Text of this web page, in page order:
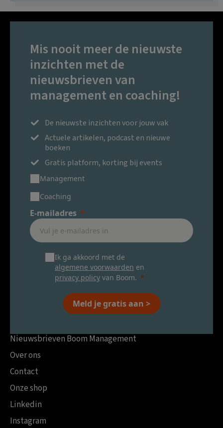
Mis nooit meer de nieuwste
inzichten met de
nieuwsbrieven van
management en coaching!
De nieuwste inzichten voor jouw vak
Actuele artikelen, podcast en nieuwe
boeken
Gratis platform, korting bij events
Management
Coaching
E-mailadres
Ik ga akkoord met de
algemene voorwaarden en
privacy policy van Boom.
Meld je gratis aan >
Nieuwsbrieven Boom Management
Over ons
Contact
Onze shop
Linkedin
Instagram